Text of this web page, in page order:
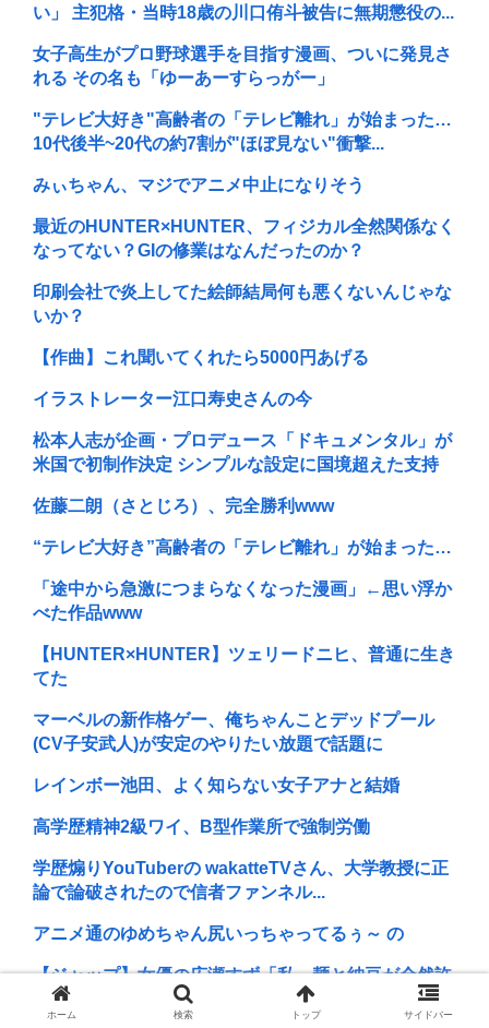
い」 主犯格・当時18歳の川口侑斗被告に無期懲役の...
女子高生がプロ野球選手を目指す漫画、ついに発見さ
れる その名も「ゆーあーすらっがー」
"テレビ大好き"高齢者の「テレビ離れ」が始まった…
10代後半~20代の約7割が"ほぼ見ない"衝撃...
みぃちゃん、マジでアニメ中止になりそう
最近のHUNTER×HUNTER、フィジカル全然関係なく
なってない？GIの修業はなんだったのか？
印刷会社で炎上してた絵師結局何も悪くないんじゃな
いか？
【作曲】これ聞いてくれたら5000円あげる
イラストレーター江口寿史さんの今
松本人志が企画・プロデュース「ドキュメンタル」が
米国で初制作決定 シンプルな設定に国境超えた支持
佐藤二朗（さとじろ）、完全勝利www
“テレビ大好き”高齢者の「テレビ離れ」が始まった…
「途中から急激につまらなくなった漫画」←思い浮か
べた作品www
【HUNTER×HUNTER】ツェリードニヒ、普通に生き
てた
マーベルの新作格ゲー、俺ちゃんことデッドプール
(CV子安武人)が安定のやりたい放題で話題に
レインボー池田、よく知らない女子アナと結婚
高学歴精神2級ワイ、B型作業所で強制労働
学歴煽りYouTuberの wakatteTVさん、大学教授に正
論で論破されたので信者ファンネル...
アニメ通のゆめちゃん尻いっちゃってるぅ～ の
【ジャップ】女優の広瀬すず「私、麺と納豆が全然許
せない。私、麺と納豆が全然許せない 」
ホーム 検索 トップ サイドバー